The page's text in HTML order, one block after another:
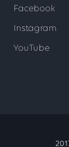
Facebook
Instagram
YouTube